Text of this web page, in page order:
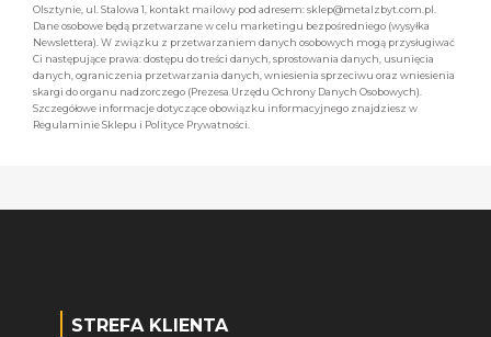
Olsztynie, ul. Stalowa 1, kontakt mailowy pod adresem: sklep@metalzbyt.com.pl.
Dane osobowe będą przetwarzane w celu marketingu bezpośredniego (wysyłka
Newslettera). W związku z przetwarzaniem danych osobowych mogą przysługiwać
Ci następujące prawa: dostępu do treści danych, sprostowania danych, usunięcia
danych, ograniczenia przetwarzania danych, wniesienia sprzeciwu oraz wniesienia
skargi do organu nadzorczego (Prezesa Urzędu Ochrony Danych Osobowych).
Szczegółowe informacje dotyczące obowiązku informacyjnego znajdziesz w
Regulaminie Sklepu i Polityce Prywatności.
STREFA KLIENTA